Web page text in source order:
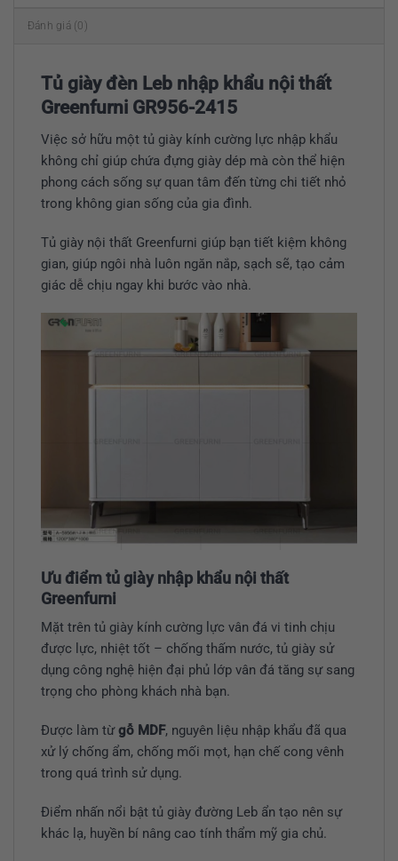
Đánh giá (0)
Tủ giày đèn Leb nhập khẩu nội thất
Greenfurni GR956-2415
Việc sở hữu một tủ giày kính cường lực nhập khẩu
không chỉ giúp chứa đựng giày dép mà còn thể hiện
phong cách sống sự quan tâm đến từng chi tiết nhỏ
trong không gian sống của gia đình.
Tủ giày nội thất Greenfurni giúp bạn tiết kiệm không
gian, giúp ngôi nhà luôn ngăn nắp, sạch sẽ, tạo cảm
giác dễ chịu ngay khi bước vào nhà.
Ưu điểm tủ giày nhập khẩu nội thất
Greenfurni
Mặt trên tủ giày kính cường lực vân đá vi tinh chịu
được lực, nhiệt tốt – chống thấm nước, tủ giày sử
dụng công nghệ hiện đại phủ lớp vân đá tăng sự sang
trọng cho phòng khách nhà bạn.
Được làm từgỗ MDF, nguyên liệu nhập khẩu đã qua
xử lý chống ẩm, chống mối mọt, hạn chế cong vênh
trong quá trình sử dụng.
Điểm nhấn nổi bật tủ giày đường Leb ẩn tạo nên sự
khác lạ, huyền bí nâng cao tính thẩm mỹ gia chủ.